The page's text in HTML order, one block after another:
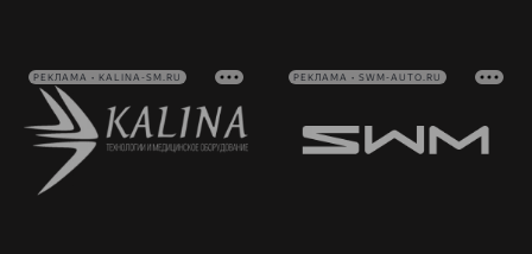
РЕКЛАМА • KALINA-SM.RU РЕКЛАМА • SWM-AUTO.RU